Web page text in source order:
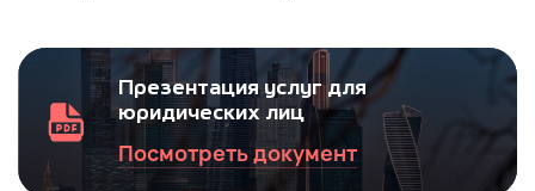
Презентация услуг для
юридических лиц
Посмотреть документ